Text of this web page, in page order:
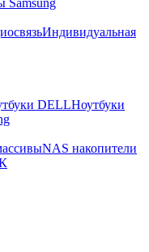
Samsung
Индивидуальная
DELLНоутбуки
NAS накопители